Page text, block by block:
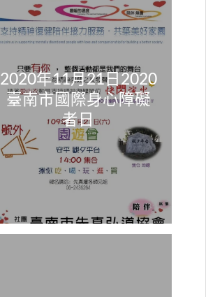
2020年11月21日2020
臺南市國際身心障礙
者日